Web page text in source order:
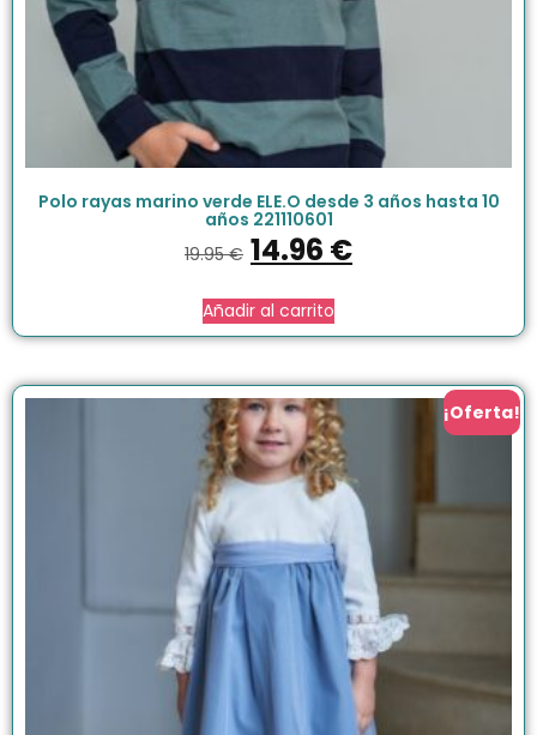
Polo rayas marino verde ELE.O desde 3 años hasta 10
años 221110601
19.95€ 14.96 €
Añadir al carrito
¡Oferta!